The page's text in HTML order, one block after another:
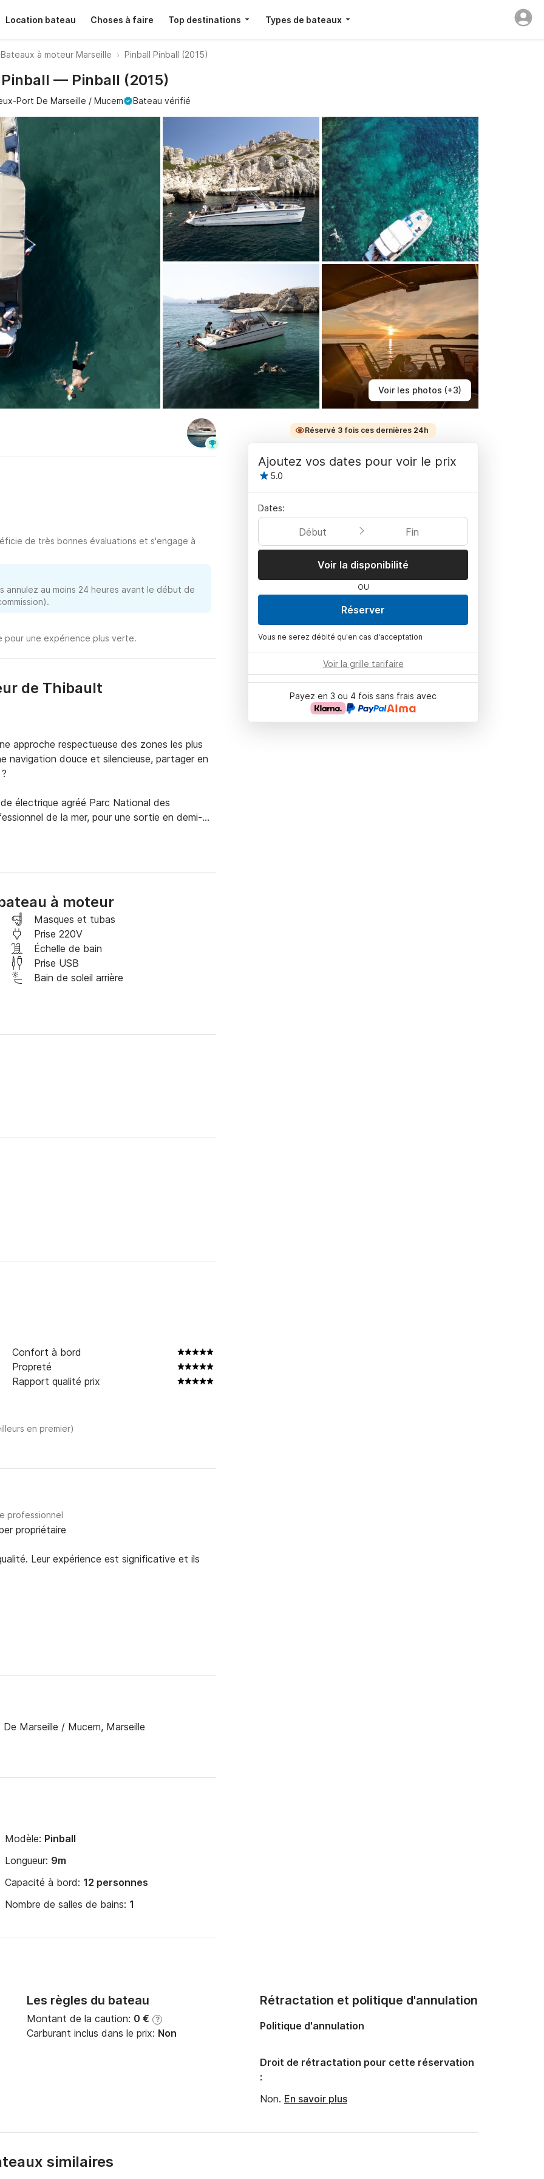
Location bateau Choses à faire Top destinations Types de bateaux
Bateaux à moteur Marseille Pinball Pinball (2015)
Voir les photos (+3)
— Pinball (2015)
Port De Marseille / Mucem Bateau vérifié
de très bonnes évaluations et s'engage à
au moins 24 heures avant le début de
une expérience plus verte.
de Thibault
approche respectueuse des zones les plus
navigation douce et silencieuse, partager en
électrique agréé Parc National des
de la mer, pour une sortie en demi-
de bain, crème solaire, chapeau et lunettes,
et temps de sortie : Parc national des
Bleue
Côte Bleue : 1 100 €
à moteur
Masques et tubas
Prise 220V
Échelle de bain
Prise USB
Bain de soleil arrière
Confort à bord
Propreté
Rapport qualité prix
en premier)
professionnel
propriétaire
Leur expérience est significative et ils
Marseille / Mucem, Marseille
Modèle: Pinball
Longueur: 9m
Capacité à bord: 12 personnes
Nombre de salles de bains: 1
Réservé 3 fois ces dernières 24h
Ajoutez vos dates pour voir le prix
5.0
Dates:
Début Fin
Voir la disponibilité
OU
Réserver
Vous ne serez débité qu'en cas d'acceptation
Voir la grille tarifaire
Payez en 3 ou 4 fois sans frais avec
Les règles du bateau
Montant de la caution: 0 € ?
Carburant inclus dans le prix: Non
Rétractation et politique d'annulation
Politique d'annulation
Droit de rétractation pour cette réservation
:
Non. En savoir plus
similaires